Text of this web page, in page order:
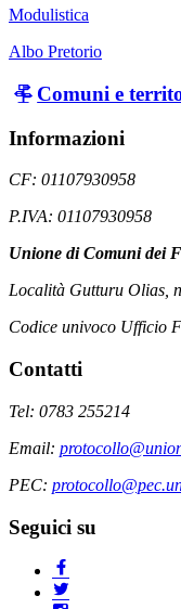
Modulistica
Albo Pretorio
Comuni e
Informazioni
CF: 01107930958
P.IVA: 01107930958
Unione di Comuni dei
Località Gutturu Olias,
Codice univoco Ufficio
Contatti
Tel: 0783 255214
Email:
PEC:
Seguici su